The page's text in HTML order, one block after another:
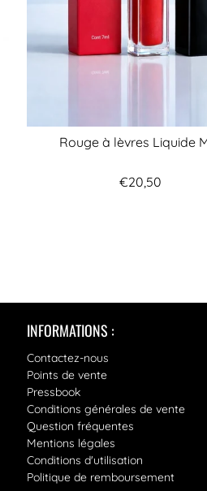
Rouge à lèvres Liquide
€20,50
INFORMATIONS :
Contactez-nous
Points de vente
Pressbook
Conditions générales de vente
Question fréquentes
Mentions légales
Conditions d'utilisation
Politique de remboursement